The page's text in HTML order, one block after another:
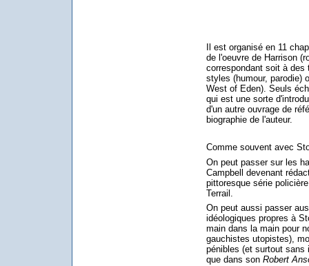
Il est organisé en 11
de l'oeuvre de Harrison
correspondant soit à des
styles (humour, parodie)
West of Eden). Seuls
qui est une sorte
d'un autre ouvrage de
biographie de l'auteur.
Comme souvent avec
On peut passer sur les
Campbell devenant
pittoresque série
Terrail.
On peut aussi passer
idéologiques propres à
main dans la main pour
gauchistes utopistes),
pénibles (et surtout sans
que dans son Robert